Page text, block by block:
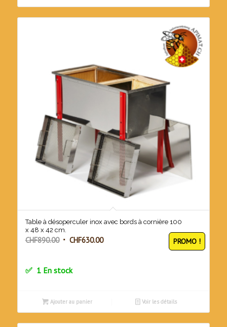
Table à désoperculer inox avec bords à cornière 100
x 48 x 42 cm.
CHF890.00 Le
était :
CHF630.00Le
PROMO !
1 En stock
Ajouter au panier Voir les détails